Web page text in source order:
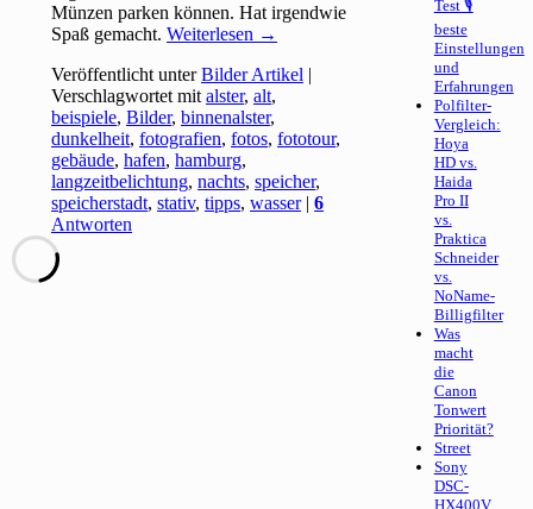
Münzen parken können. Hat irgendwie
Spaß gemacht.Weiterlesen →
Veröffentlicht unter Bilder Artikel |
Verschlagwortet mit alster,alt,
beispiele,Bilder,binnenalster,
dunkelheit,fotografien,fotos,fototour,
gebäude,hafen,hamburg,
langzeitbelichtung,nachts,speicher,
speicherstadt,stativ,tipps,wasser |6
Antworten
Test 🎙
beste
Einstellungen
und
Erfahrungen
Polfilter-
Vergleich:
Hoya
HD vs.
Haida
Pro II
vs.
Praktica
Schneider
vs.
NoName-
Billigfilter
Was
macht
die
Canon
Tonwert
Priorität?
Street
Sony
DSC-
HX400V